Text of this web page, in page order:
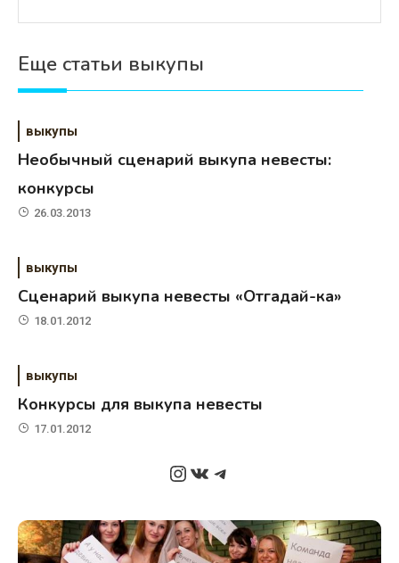
Еще статьи выкупы
выкупы
Необычный сценарий выкупа невесты:
конкурсы
26.03.2013
выкупы
Сценарий выкупа невесты «Отгадай-ка»
18.01.2012
выкупы
Конкурсы для выкупа невесты
17.01.2012
Instagram
ВКонтакте
Telegram